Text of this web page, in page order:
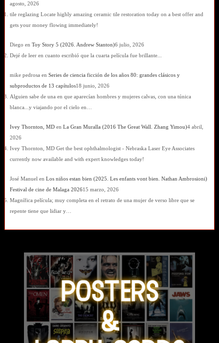
agosto, 2026
tile reglazing Locate highly amazing ceramic tile restoration today on a best offer and
gets your money flowing immediately!
Diego en Toy Story 5 (2026. Andrew Stanton)6 julio, 2026
Dejé de leer en cuanto escribió que la cuarta película fue brillante...
mike pedrosa en Series de ciencia ficción de los años 80: grandes clásicos y
subproductos de 13 capítulos18 junio, 2026
Alguien sabe de una en que aparecían hombres y mujeres calvas, con una túnica
blanca...y viajando por el cielo en…
Ivey Thornton, MDen La Gran Muralla (2016 The Great Wall. Zhang Yimou)4 abril,
2026
Ivey Thornton, MD Get the best ophthalmologist - Nebraska Laser Eye Associates
currently now available and with expert knowledges today!
José Manuel en Los niños estan bien (2025. Les enfants vont bien. Nathan Ambrosioni)
Festival de cine de Malaga 202615 marzo, 2026
Magnífica película; muy completa en el retrato de una mujer de verso libre que se
repente tiene que lidiar y…